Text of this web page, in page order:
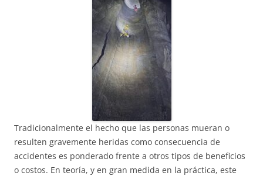
Tradicionalmente el hecho que las personas mueran o
resulten gravemente heridas como consecuencia de
accidentes es ponderado frente a otros tipos de beneficios
o costos. En teoría, y en gran medida en la práctica, este